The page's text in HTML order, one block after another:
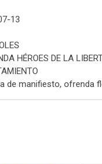
13
HÉROES DE LA
de manifiesto, ofrenda